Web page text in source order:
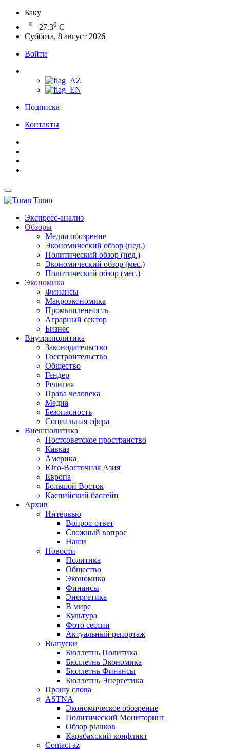
Баку
27.30 C
Суббота, 8 август 2026
Войти
Подписка
Контакты
Turan
Экспресс-анализ
Обзоры
Медиа обозрение
Экономический обзор (нед.)
Политический обзор (нед.)
Экономический обзор (мес.)
Политический обзор (мес.)
Экономика
Финансы
Макроэкономика
Промышленность
Аграрный сектор
Бизнес
Внутриполитика
Законодательство
Госстроительство
Общество
Гендер
Религия
Права человека
Медиа
Безопасность
Социальная сфера
Внешполитика
Постсоветское пространство
Кавказ
Америка
Юго-Восточная Азия
Европа
Большой Восток
Каспийский бассейн
Архив
Интервью
Вопрос-ответ
Сложный вопрос
Наши
Новости
Политика
Общество
Экономика
Финансы
Энергетика
В мире
Культура
Фото сессии
Актуальный репортаж
Выпуски
Бюллетнь Политика
Бюллетнь Экономика
Бюллетнь Финансы
Бюллетнь Энергетика
Прошу слова
ASTNA
Экономическое обозрение
Политический Мониторинг
Обзор рынков
Карабахский конфликт
Contact az